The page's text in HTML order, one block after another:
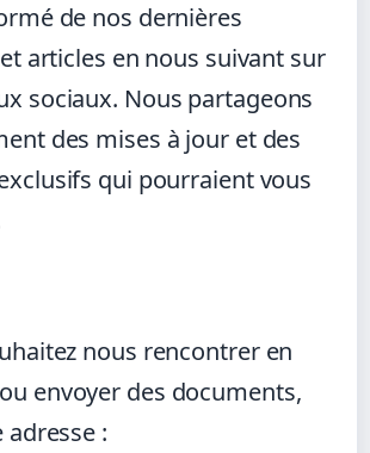
de nos dernières
articles en nous suivant sur
sociaux. Nous partageons
des mises à jour et des
qui pourraient vous
nous rencontrer en
envoyer des documents,
: